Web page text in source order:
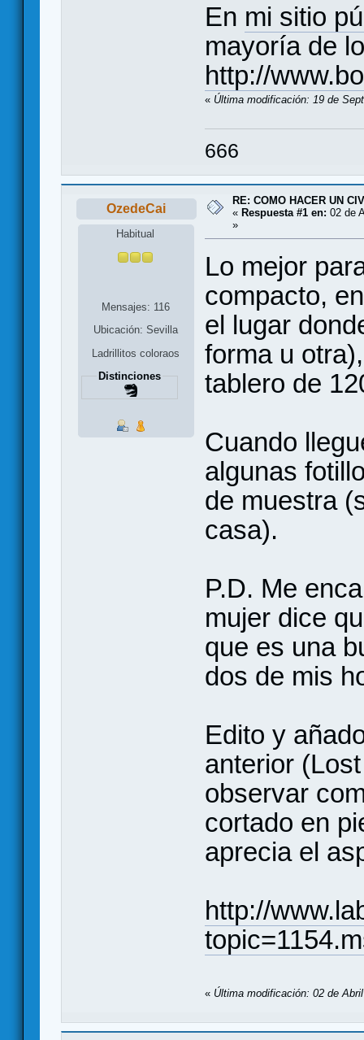
En mi sitio
mayoría de
http://
« Última modificación: 19 de
666
OzedeCai
Habitual
Mensajes: 116
Ubicación: Sevilla
Ladrillitos coloraos
Distinciones
RE: COMO HACER UN
« Respuesta #1 en: 02 de
»
Lo mejor
compacto,
el lugar
forma u
tablero de
Cuando
algunas
de muestra
casa).
P.D. Me
mujer dice
que es una
dos de mis
Edito y
anterior
observar
cortado en
aprecia el
http://
« Última modificación: 02 de